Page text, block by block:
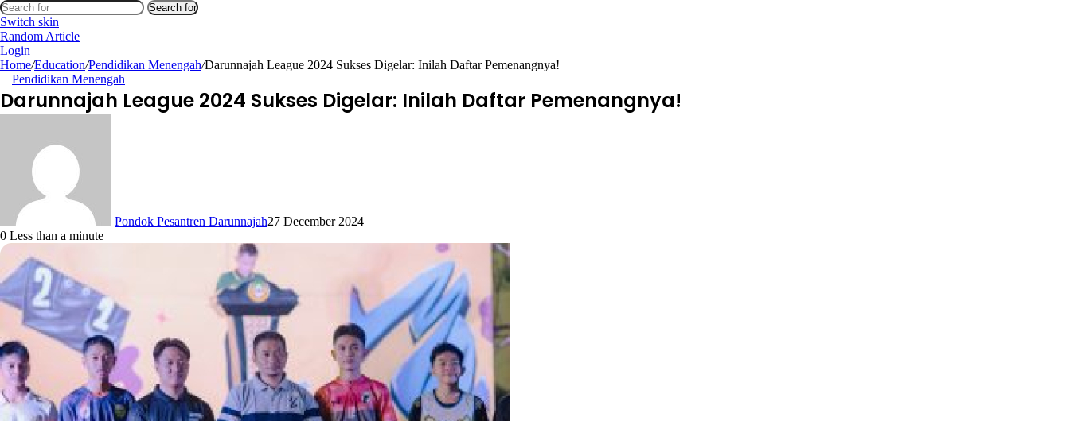
Search for
Switch skin
Random Article
Login
Home/Education/Pendidikan Menengah/Darunnajah League 2024 Sukses Digelar: Inilah Daftar Pemenangnya!
Pendidikan Menengah
Darunnajah League 2024 Sukses Digelar: Inilah Daftar Pemenangnya!
Pondok Pesantren Darunnajah27 December 2024
0 Less than a minute